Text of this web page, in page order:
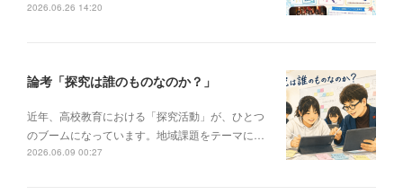
2026.06.26 14:20
論考「探究は誰のものなのか？」
近年、高校教育における「探究活動」が、ひとつ
のブームになっています。地域課題をテーマに…
2026.06.09 00:27